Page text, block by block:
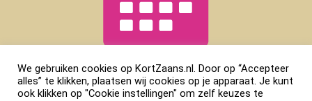
We gebruiken cookies op KortZaans.nl. Door op “Accepteer
alles” te klikken, plaatsen wij cookies op je apparaat. Je kunt
ook klikken op "Cookie instellingen" om zelf keuzes te